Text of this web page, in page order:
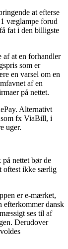
at efterse
væglampe forud
fat i den billigste
at en forhandler
som er
en varsel om en
af en
på nettet.
Alternativt
som fx ViaBill, i
uger.
nettet bør de
oftest ikke særlig
er e-mærket,
efterkommer dansk
ses til af
Derudover